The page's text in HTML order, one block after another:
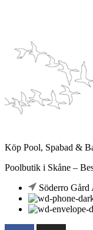
Köp Pool, Spabad &
Poolbutik i Skåne –
Söderro